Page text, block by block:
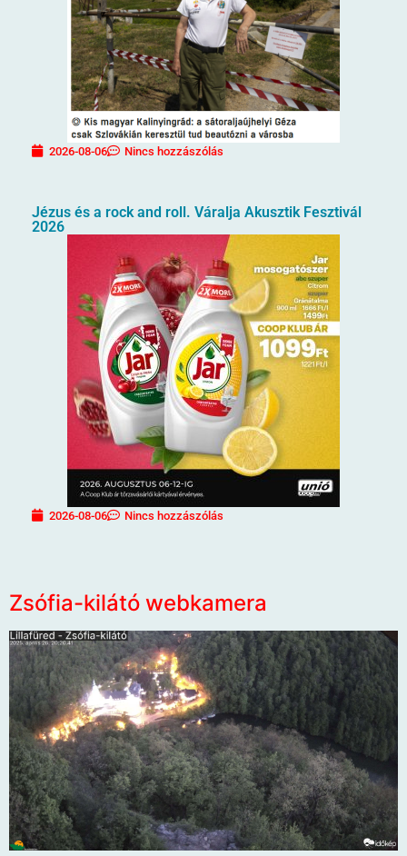
2026-08-06 Nincs hozzászólás
Jézus és a rock and roll. Váralja Akusztik Fesztivál
2026
2026-08-06 Nincs hozzászólás
Zsófia-kilátó webkamera